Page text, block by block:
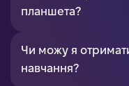
планшета?
Чи можу я
навчання?